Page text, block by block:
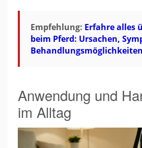
Empfehlung: Erfahre alles
beim Pferd: Ursachen,
Behandlungsmöglichkeiten
Anwendung und
im Alltag